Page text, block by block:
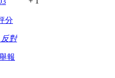
分
反對
報